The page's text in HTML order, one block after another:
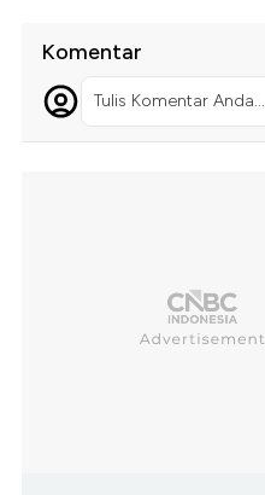
Komentar
Tulis Komentar Anda...